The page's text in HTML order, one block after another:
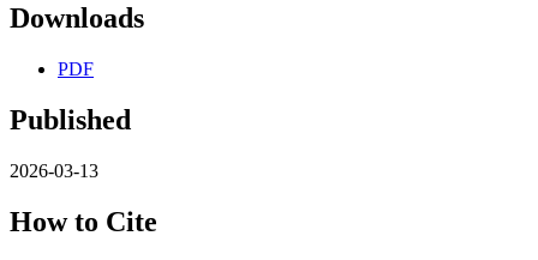
Downloads
PDF
Published
2026-03-13
How to Cite